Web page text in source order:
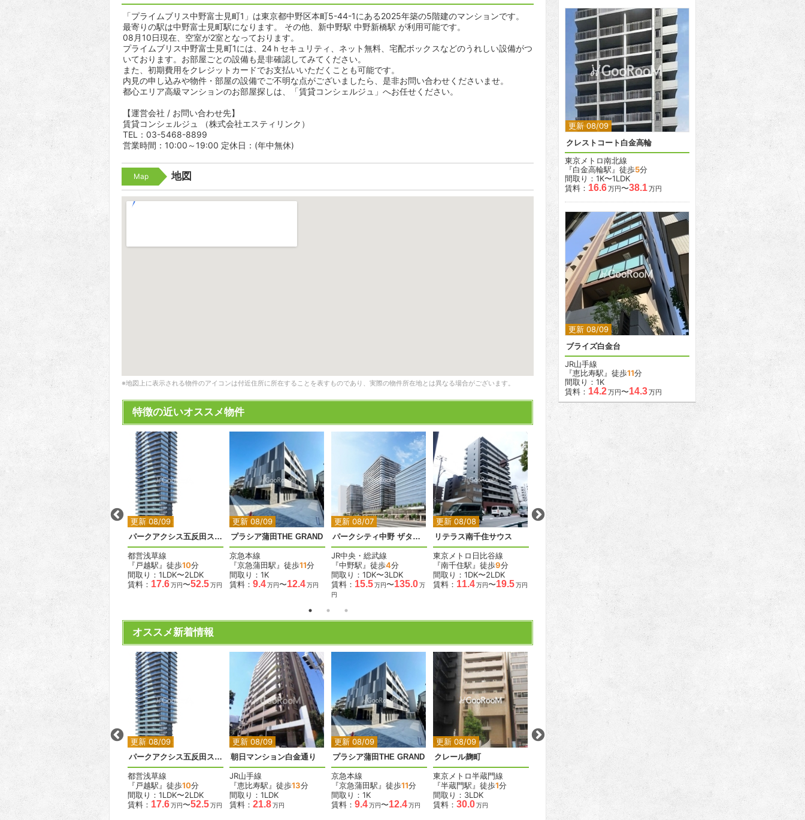
「プライムブリス中野富士見町1」は東京都中野区本町5-44-1にある2025年築の5階建のマンションです。
最寄りの駅は中野富士見町駅になります。 その他、新中野駅 中野新橋駅 が利用可能です。
08月10日現在、空室が2室となっております。
プライムブリス中野富士見町1には、24ｈセキュリティ、ネット無料、宅配ボックスなどのうれしい設備がつ
いております。お部屋ごとの設備も是非確認してみてください。
また、初期費用をクレジットカードでお支払いいただくことも可能です。
内見の申し込みや物件・部屋の設備でご不明な点がございましたら、是非お問い合わせくださいませ。
都心エリア高級マンションのお部屋探しは、「賃貸コンシェルジュ」へお任せください。
【運営会社 / お問い合わせ先】
賃貸コンシェルジュ （株式会社エスティリンク）
TEL：03-5468-8899
営業時間：10:00～19:00 定休日：(年中無休)
Map 地図
※地図上に表示される物件のアイコンは付近住所に所在することを表すものであり、実際の物件所在地とは異なる場合がございます。
特徴の近いオススメ物件
『錦糸町駅』徒歩
間取り：1LDK〜3LDK
賃料：
56.0
更新 08/09
パークアクシス五反田スカイタワー
都営浅草線
『戸越駅』徒歩10分
間取り：1LDK〜2LDK
賃料： 17.6万円〜52.5万円
更新 08/09
2
プラシア蒲田THE GRAND
京急本線
『京急蒲田駅』徒歩11分
間取り：1K
賃料： 9.4万円〜12.4万円
更新 08/07
2
パークシティ中野 ザタワー エアーズ
JR中央・総武線
『中野駅』徒歩4分
間取り：1DK〜3LDK
賃料： 15.5万円〜135.0万
円
更新 08/08
2 2
リテラス南千住サウス
東京メトロ日比谷線
『南千住駅』徒歩9分
間取り：1DK〜2LDK
賃料： 11.4万円〜19.5万円
更新 08/08
JR中央・総武線
間取り：1K〜1LDK
13.7 21.0
更新 08/08
東京メトロ東西線
『南砂町駅』徒歩
間取り：1LDK〜3LDK
14.5 27.9
『門前仲町駅』徒
間取り：1DK〜
賃料：
オススメ新着情報
更新 08/08
スプランディッド門前仲町
『門前仲町駅』徒歩
7
間取り：1DK〜3LDK
賃料：
21.7
更新 08/09
パークアクシス五反田スカイタワー
都営浅草線
『戸越駅』徒歩10分
間取り：1LDK〜2LDK
賃料： 17.6万円〜52.5万円
更新 08/09
朝日マンション白金通り
JR山手線
『恵比寿駅』徒歩13分
間取り：1LDK
賃料： 21.8万円
更新 08/09
2
プラシア蒲田THE GRAND
京急本線
『京急蒲田駅』徒歩11分
間取り：1K
賃料： 9.4万円〜12.4万円
更新 08/09
クレール麹町
東京メトロ半蔵門線
『半蔵門駅』徒歩1分
間取り：3LDK
賃料： 30.0万円
更新 08/09
2
CONOE秋葉原万世橋
JR中央・総武線
『秋葉原駅』徒歩
間取り：2LDK
更新 08/07
JR中央・総武線
『中野駅』徒歩
間取り：1DK〜3LDK
万円 135.0
更新 08/08
リテラス南千住サ
『南千住駅』徒歩
間取り：1DK〜
賃料：
万円
更新 08/09
2 2
クレストコート白金高輪
東京メトロ南北線
『白金高輪駅』徒歩5分
間取り：1K〜1LDK
賃料： 16.6万円〜38.1万円
更新 08/09
2
ブライズ白金台
JR山手線
『恵比寿駅』徒歩11分
間取り：1K
賃料： 14.2万円〜14.3万円